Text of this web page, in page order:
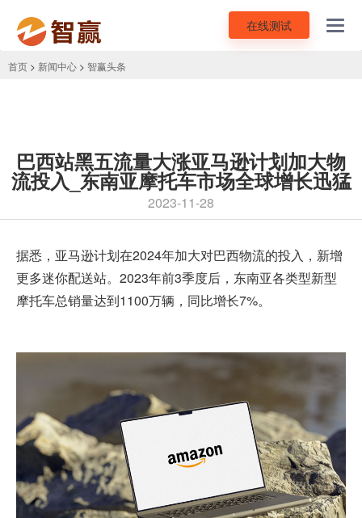
在线测试
首页 > 新闻中心 > 智赢头条
巴西站黑五流量大涨亚马逊计划加大物
流投入_东南亚摩托车市场全球增长迅猛
2023-11-28
据悉， 亚马逊计划在2024年加大对巴西物流的投入，新增
更多迷你配送站。2023年前3季度后，东南亚各类型新型
摩托车总销量达到1100万辆，同比增长7%。